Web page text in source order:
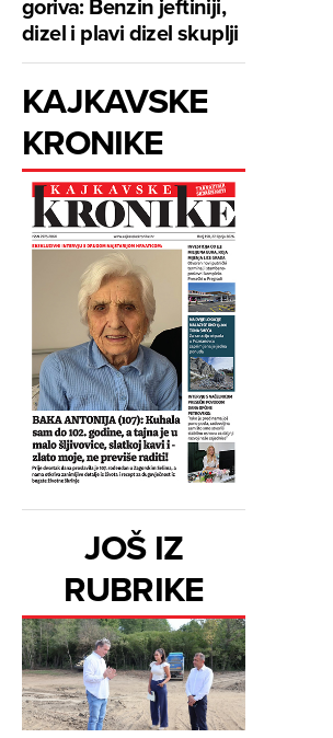
dizel i plavi dizel skuplji
KAJKAVSKE
KRONIKE
JOŠ IZ
RUBRIKE